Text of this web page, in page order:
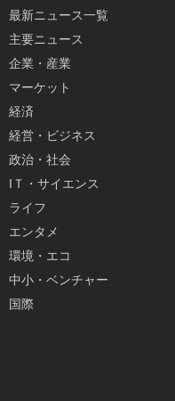
最新ニュース一覧
主要ニュース
企業・産業
マーケット
経済
経営・ビジネス
政治・社会
IＴ・サイエンス
ライフ
エンタメ
環境・エコ
中小・ベンチャー
国際